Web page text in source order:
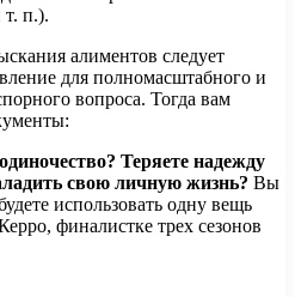
т. п.).
алиментов следует
для полномасштабного и
вопроса. Тогда вам
Теряете надежду
свою личную жизнь? Вы
использовать одну вещь
финалистке трех сезонов